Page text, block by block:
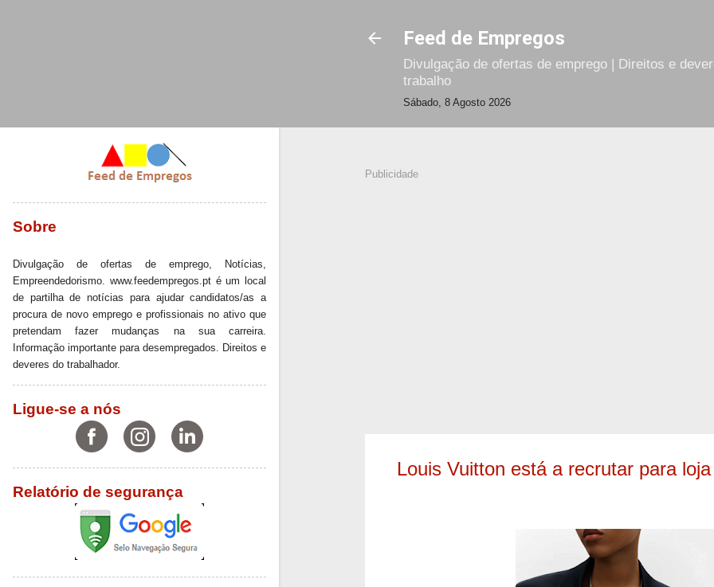
Feed de Empregos
Divulgação de ofertas de emprego | Direitos e
trabalho
Sábado, 8 Agosto 2026
Publicidade
Louis Vuitton está a recrutar para
Sobre
Divulgação de ofertas de emprego, Notícias,
Empreendedorismo. www.feedempregos.pt é um local
de partilha de notícias para ajudar candidatos/as a
procura de novo emprego e profissionais no ativo que
pretendam fazer mudanças na sua carreira.
Informação importante para desempregados. Direitos e
deveres do trabalhador.
Ligue-se a nós
Relatório de segurança